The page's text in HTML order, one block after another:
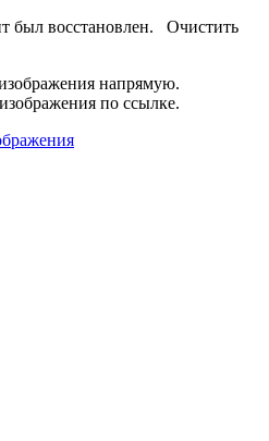
был восстановлен. Очистить
напрямую.
по ссылке.